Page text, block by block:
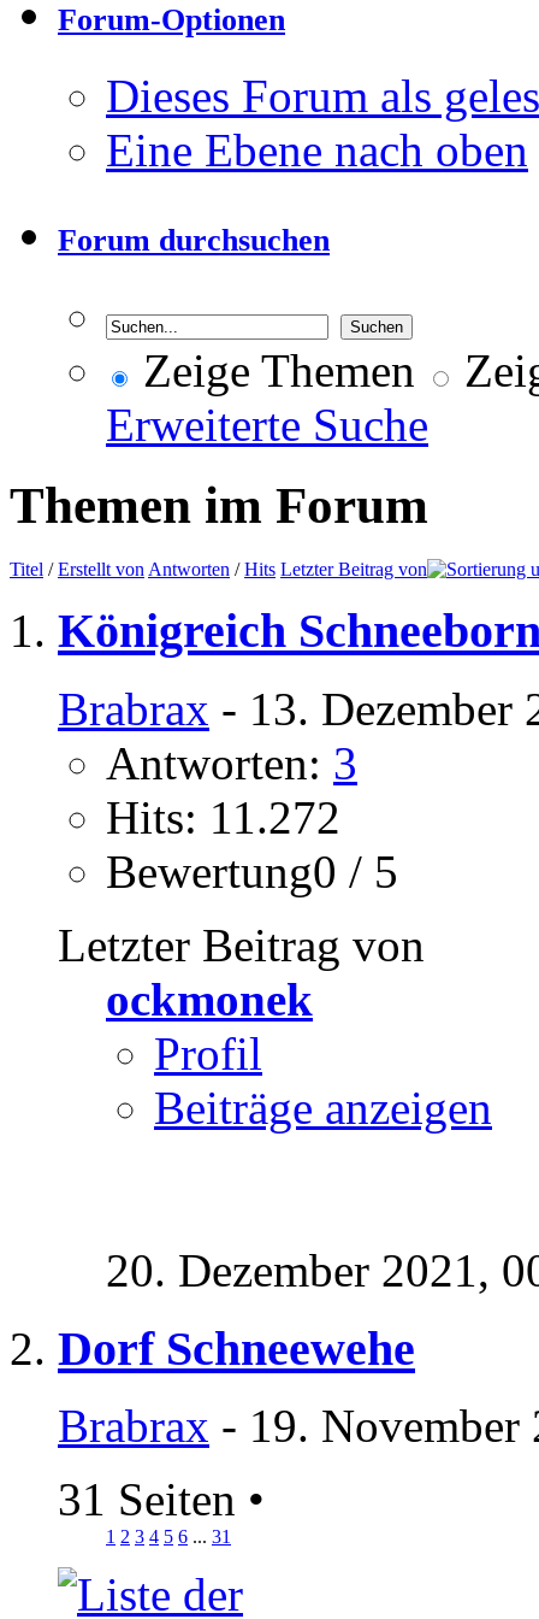
Forum-Optionen
Dieses Forum als
Eine Ebene nach oben
Forum durchsuchen
Zeige Themen
Erweiterte Suche
Themen im Forum
Titel /Erstellt von Antworten /Hits Letzter Beitrag von
Königreich
Brabrax - 13. Dezember
Antworten: 3
Hits: 11.272
Bewertung0 / 5
Letzter Beitrag von
ockmonek
Profil
Beiträge anzeigen
20. Dezember 2021,
Dorf Schneewehe
Brabrax - 19.
31 Seiten •
1 2 3 4 5 6 ... 31